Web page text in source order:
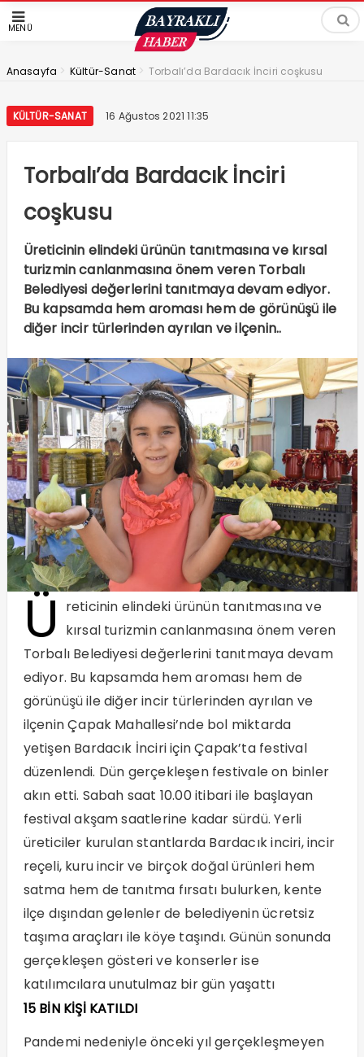
MENÜ
Anasayfa > Kültür-Sanat > Torbalı’da Bardacık İnciri coşkusu
KÜLTÜR-SANAT 16 Ağustos 2021 11:35
Torbalı’da Bardacık İnciri
coşkusu
Üreticinin elindeki ürünün tanıtmasına ve kırsal
turizmin canlanmasına önem veren Torbalı
Belediyesi değerlerini tanıtmaya devam ediyor.
Bu kapsamda hem aroması hem de görünüşü ile
diğer incir türlerinden ayrılan ve ilçenin..
Ü
reticinin elindeki ürünün tanıtmasına ve
kırsal turizmin canlanmasına önem veren
Torbalı Belediyesi değerlerini tanıtmaya devam
ediyor. Bu kapsamda hem aroması hem de
görünüşü ile diğer incir türlerinden ayrılan ve
ilçenin Çapak Mahallesi’nde bol miktarda
yetişen Bardacık İnciri için Çapak’ta festival
düzenlendi. Dün gerçekleşen festivale on binler
akın etti. Sabah saat 10.00 itibari ile başlayan
festival akşam saatlerine kadar sürdü. Yerli
üreticiler kurulan stantlarda Bardacık inciri, incir
reçeli, kuru incir ve birçok doğal ürünleri hem
satma hem de tanıtma fırsatı bulurken, kente
ilçe dışından gelenler de belediyenin ücretsiz
taşıma araçları ile köye taşındı. Günün sonunda
gerçekleşen gösteri ve konserler ise
katılımcılara unutulmaz bir gün yaşattı
15 BİN KİŞİ KATILDI
Pandemi nedeniyle önceki yıl gerçekleşmeyen